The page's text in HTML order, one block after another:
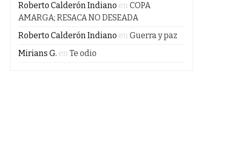
Roberto Calderón Indiano en COPA
AMARGA; RESACA NO DESEADA
Roberto Calderón Indiano en Guerra y paz
Mirians G. en Te odio